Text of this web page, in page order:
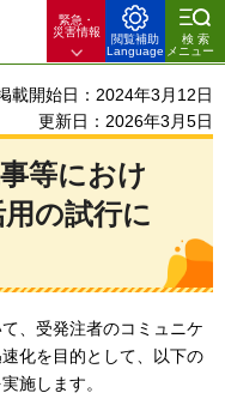
緊急・
災害情報
閲覧補助
Language
検索
メニュー
載開始日：2024年3月12日
更新日：2026年3月5日
等におけ
の試行に
、受発注者のコミュニケ
化を目的として、以下の
施します。